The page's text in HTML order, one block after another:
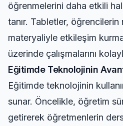
öğrenmelerini daha etkili
tanır. Tabletler, öğrencilerin
materyaliyle etkileşim
üzerinde çalışmalarını
Eğitimde Teknolojinin
Eğitimde teknolojinin
sunar. Öncelikle, öğretim
getirerek öğretmenlerin